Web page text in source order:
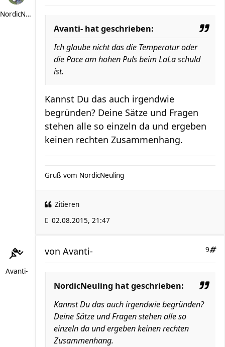
NordicNeuling
Avanti- hat geschrieben:
Ich glaube nicht das die Temperatur oder
die Pace am hohen Puls beim LaLa schuld
ist.
Kannst Du das auch irgendwie
begründen? Deine Sätze und Fragen
stehen alle so einzeln da und ergeben
keinen rechten Zusammenhang.
Gruß vom NordicNeuling
Zitieren
02.08.2015, 21:47
Avanti-
9
von Avanti-
NordicNeuling hat geschrieben:
Kannst Du das auch irgendwie begründen?
Deine Sätze und Fragen stehen alle so
einzeln da und ergeben keinen rechten
Zusammenhang.